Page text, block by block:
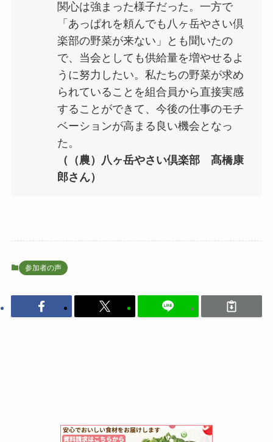
関心は強まった様子だった。一方で
「あっぱれを頼んでも八ヶ岳やさい倶
楽部の野菜が来ない」とも聞いたの
で、当会としても供給量を増やせるよ
うに努力したい。私たちの野菜が求め
られていることを組合員から直接実感
することができて、今後の仕事のモチ
ベーションが高まる良い機会となっ
た。
（（農）八ヶ岳やさい倶楽部 髙橋康
郎さん）
参加者の声